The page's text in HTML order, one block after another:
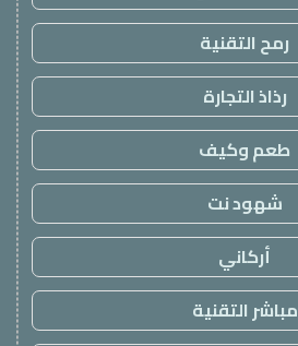
رمح التقنية
رذاذ التجارة
طعم وكيف
شهود نت
أركاني
مباشر التقنية